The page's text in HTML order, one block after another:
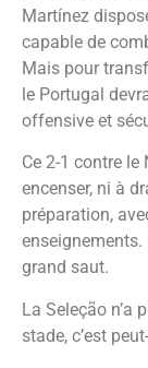
Martínez
capable de
Mais pour
le Portugal
offensive et
Ce 2-1 contre le
encenser, ni à
préparation,
enseignements.
grand saut.
La Seleção n’a
stade, c’est